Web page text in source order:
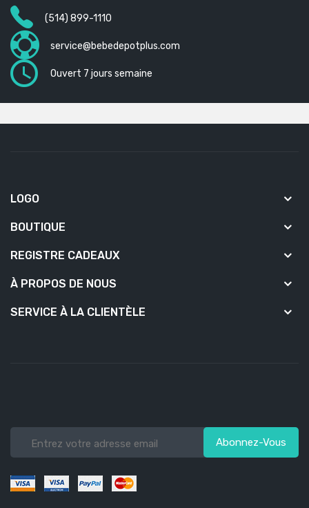
(514) 899-1110
service@bebedepotplus.com
Ouvert 7 jours semaine
LOGO
BOUTIQUE
REGISTRE CADEAUX
À PROPOS DE NOUS
SERVICE À LA CLIENTÈLE
Abonnez-Vous